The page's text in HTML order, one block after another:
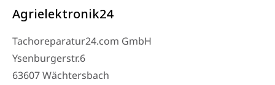
Agrielektronik24
Tachoreparatur24.com GmbH
Ysenburgerstr.6
63607 Wächtersbach